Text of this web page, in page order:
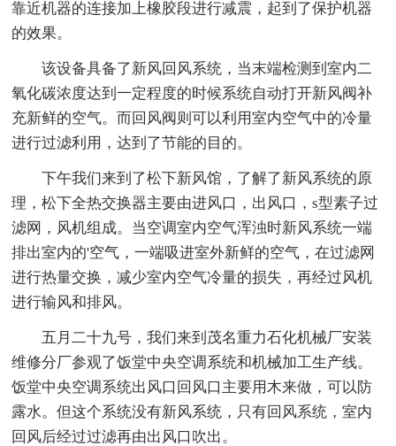
靠近机器的连接加上橡胶段进行减震，起到了保护机器
的效果。
该设备具备了新风回风系统，当末端检测到室内二
氧化碳浓度达到一定程度的时候系统自动打开新风阀补
充新鲜的空气。而回风阀则可以利用室内空气中的冷量
进行过滤利用，达到了节能的目的。
下午我们来到了松下新风馆，了解了新风系统的原
理，松下全热交换器主要由进风口，出风口，s型素子过
滤网，风机组成。当空调室内空气浑浊时新风系统一端
排出室内的'空气，一端吸进室外新鲜的空气，在过滤网
进行热量交换，减少室内空气冷量的损失，再经过风机
进行输风和排风。
五月二十九号，我们来到茂名重力石化机械厂安装
维修分厂参观了饭堂中央空调系统和机械加工生产线。
饭堂中央空调系统出风口回风口主要用木来做，可以防
露水。但这个系统没有新风系统，只有回风系统，室内
回风后经过过滤再由出风口吹出。